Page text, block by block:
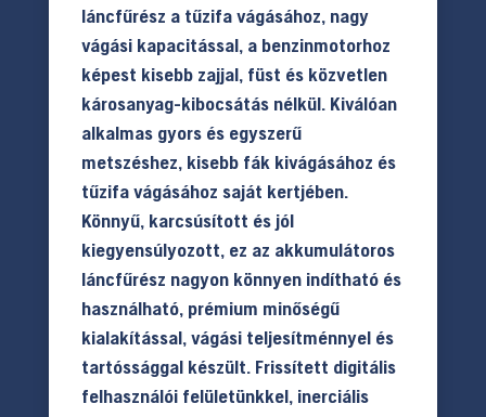
láncfűrész a tűzifa vágásához, nagy
vágási kapacitással, a benzinmotorhoz
képest kisebb zajjal, füst és közvetlen
károsanyag-kibocsátás nélkül. Kiválóan
alkalmas gyors és egyszerű
metszéshez, kisebb fák kivágásához és
tűzifa vágásához saját kertjében.
Könnyű, karcsúsított és jól
kiegyensúlyozott, ez az akkumulátoros
láncfűrész nagyon könnyen indítható és
használható, prémium minőségű
kialakítással, vágási teljesítménnyel és
tartóssággal készült. Frissített digitális
felhasználói felületünkkel, inerciális